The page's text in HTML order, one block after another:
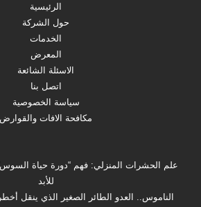
الرئيسية
حول الشركة
الخدمات
المعرض
الاسئلة الشائعة
اتصل بنا
سياسة الخصوصية
مكافحة الافات والقوارض
علم الحشرات المنزلي: فهم “دورة حياة
للأبد
الناموس.. العدو الطائر الصغير الذي ينقل